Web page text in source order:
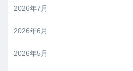
2026年7月
2026年6月
2026年5月